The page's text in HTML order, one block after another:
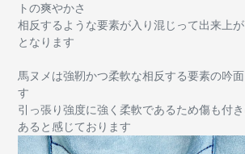
トの爽やかさ
相反するような要素が入り混じって出来上
となります
馬ヌメは強靭かつ柔軟な相反する要素の吟
す
引っ張り強度に強く 柔軟であるため傷も付
あると感じております